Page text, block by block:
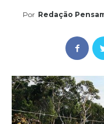
Por Redação